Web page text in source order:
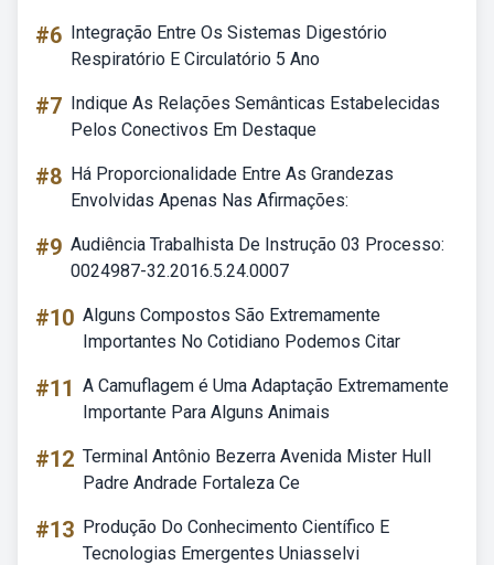
#6 Integração Entre Os Sistemas Digestório
Respiratório E Circulatório 5 Ano
#7 Indique As Relações Semânticas Estabelecidas
Pelos Conectivos Em Destaque
#8 Há Proporcionalidade Entre As Grandezas
Envolvidas Apenas Nas Afirmações:
#9 Audiência Trabalhista De Instrução 03 Processo:
0024987-32.2016.5.24.0007
#10 Alguns Compostos São Extremamente
Importantes No Cotidiano Podemos Citar
#11 A Camuflagem é Uma Adaptação Extremamente
Importante Para Alguns Animais
#12 Terminal Antônio Bezerra Avenida Mister Hull
Padre Andrade Fortaleza Ce
#13 Produção Do Conhecimento Científico E
Tecnologias Emergentes Uniasselvi